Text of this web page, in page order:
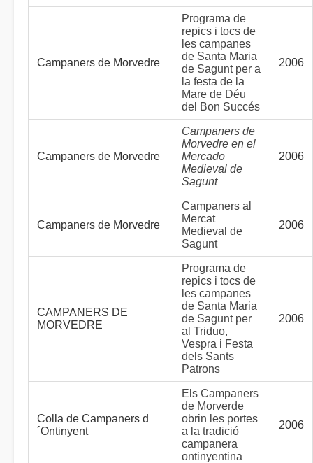
Campaners de Morvedre
Programa de
repics i tocs de
les campanes
de Santa Maria
de Sagunt per a
la festa de la
Mare de Déu
del Bon Succés
2006
Campaners de Morvedre
Campaners de
Morvedre en el
Mercado
Medieval de
Sagunt
2006
Campaners de Morvedre
Campaners al
Mercat
Medieval de
Sagunt
2006
CAMPANERS DE
MORVEDRE
Programa de
repics i tocs de
les campanes
de Santa Maria
de Sagunt per
al Triduo,
Vespra i Festa
dels Sants
Patrons
2006
Colla de Campaners d
´Ontinyent
Els Campaners
de Morverde
obrin les portes
a la tradició
campanera
ontinyentina
2006